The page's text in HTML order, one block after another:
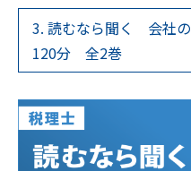
3. 読むなら聞く 会社
120分 全2巻